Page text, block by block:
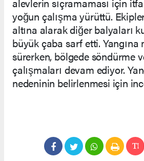
yoğun çalışma yürüttü.
altına alarak diğer balyaları
büyük çaba sarf etti. Yangına
sürerken, bölgede söndürme
çalışmaları devam ediyor.
nedeninin belirlenmesi için